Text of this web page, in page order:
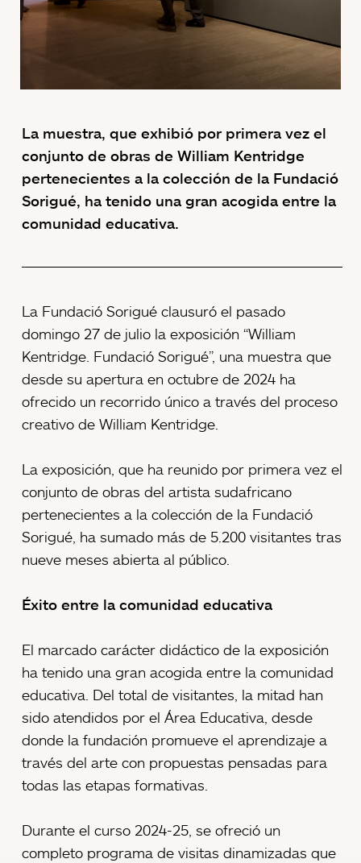
La muestra, que exhibió por primera vez el
conjunto de obras de William Kentridge
pertenecientes a la colección de la Fundació
Sorigué, ha tenido una gran acogida entre la
comunidad educativa.
La Fundació Sorigué clausuró el pasado
domingo 27 de julio la exposición “William
Kentridge. Fundació Sorigué”, una muestra que
desde su apertura en octubre de 2024 ha
ofrecido un recorrido único a través del proceso
creativo de William Kentridge.
La exposición, que ha reunido por primera vez el
conjunto de obras del artista sudafricano
pertenecientes a la colección de la Fundació
Sorigué, ha sumado más de 5.200 visitantes tras
nueve meses abierta al público.
Éxito entre la comunidad educativa
El marcado carácter didáctico de la exposición
ha tenido una gran acogida entre la comunidad
educativa. Del total de visitantes, la mitad han
sido atendidos por el Área Educativa, desde
donde la fundación promueve el aprendizaje a
través del arte con propuestas pensadas para
todas las etapas formativas.
Durante el curso 2024-25, se ofreció un
completo programa de visitas dinamizadas que